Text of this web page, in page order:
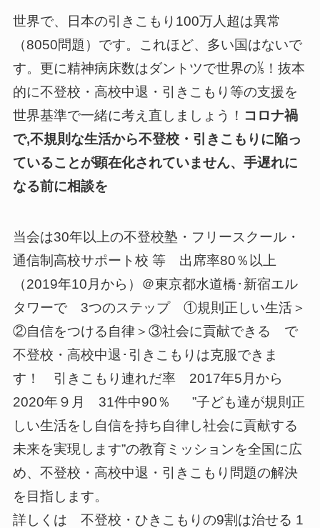
世界で、日本の引きこもり100万人超は異常
（8050問題）です。これほど、多い国はないで
す。更に精神病床数はダントツで世界の⅕！抜本
的に不登校・高校中退・引きこもり等の支援を
世界基準で一緒に考え直しましょう！ コロナ禍
で,不規則な生活から不登校・引きこもりに陥っ
ていることが顕在化されていません、手遅れに
なる前に相談を
当会は30年以上の不登校塾・フリースクール・
通信制高校サポート校 等 出席率80％以上
（2019年10月から）＠東京都水道橋･新宿エル
タワーで 3つのステップ ①規則正しい生活＞
②自信をつける自律＞③社会に貢献できる で
不登校・高校中退･引きこもりは克服できま
す！ 引きこもり連れだ率 2017年5月から
2020年９月 31件中90％ ”子ども達が規則正
しい生活をし自信を持ち自律し社会に貢献する
未来を実現します”の教育ミッションを全国に広
め、不登校・高校中退・引きこもり問題の解決
を目指します。
詳しくは 不登校・ひきこもりの9割は治せる 1